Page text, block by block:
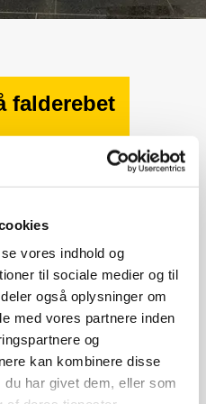
vores indhold og
til sociale medier og til
også oplysninger om
med vores partnere inden
og
kan kombinere disse
har givet dem, eller som
falderebet
DENMARK A/S
Jensen DENMARK A/S
Bornholm
Hospital